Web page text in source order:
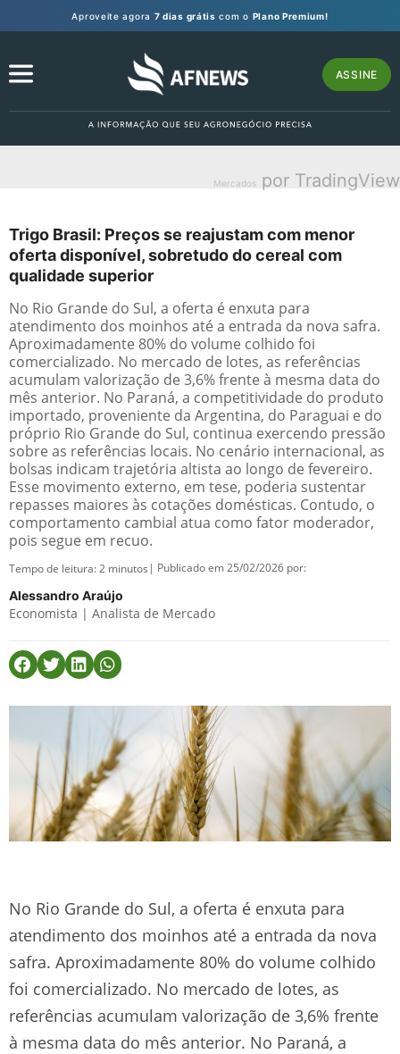
Aproveite agora 7 dias grátis com o Plano Premium!
ASSINE
Mercados por TradingView
Trigo Brasil: Preços se reajustam com menor
oferta disponível, sobretudo do cereal com
qualidade superior
No Rio Grande do Sul, a oferta é enxuta para
atendimento dos moinhos até a entrada da nova safra.
Aproximadamente 80% do volume colhido foi
comercializado. No mercado de lotes, as referências
acumulam valorização de 3,6% frente à mesma data do
mês anterior. No Paraná, a competitividade do produto
importado, proveniente da Argentina, do Paraguai e do
próprio Rio Grande do Sul, continua exercendo pressão
sobre as referências locais. No cenário internacional, as
bolsas indicam trajetória altista ao longo de fevereiro.
Esse movimento externo, em tese, poderia sustentar
repasses maiores às cotações domésticas. Contudo, o
comportamento cambial atua como fator moderador,
pois segue em recuo.
Tempo de leitura:2 minutos | Publicado em 25/02/2026 por:
Alessandro Araújo
Economista | Analista de Mercado
No Rio Grande do Sul, a oferta é enxuta para
atendimento dos moinhos até a entrada da nova
safra. Aproximadamente 80% do volume colhido
foi comercializado. No mercado de lotes, as
referências acumulam valorização de 3,6% frente
à mesma data do mês anterior. No Paraná, a